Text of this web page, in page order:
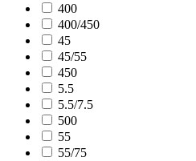
400
400/450
45
45/55
450
5.5
5.5/7.5
500
55
55/75